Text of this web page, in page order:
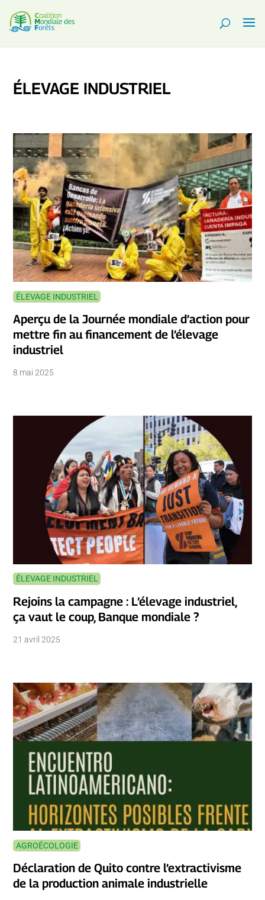
ÉLEVAGE INDUSTRIEL
ÉLEVAGE INDUSTRIEL
Aperçu de la Journée mondiale d’action pour
mettre fin au financement de l’élevage
industriel
8 mai 2025
ÉLEVAGE INDUSTRIEL
Rejoins la campagne : L’élevage industriel,
ça vaut le coup, Banque mondiale ?
21 avril 2025
AGROÉCOLOGIE
Déclaration de Quito contre l’extractivisme
de la production animale industrielle